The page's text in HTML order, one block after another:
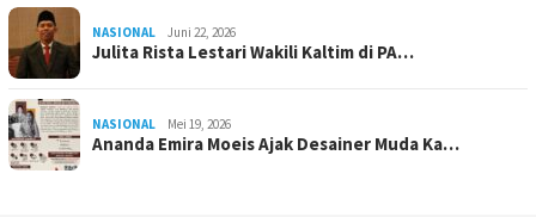
NASIONAL Juni 22, 2026
Julita Rista Lestari Wakili Kaltim di PA…
NASIONAL Mei 19, 2026
Ananda Emira Moeis Ajak Desainer Muda Ka…